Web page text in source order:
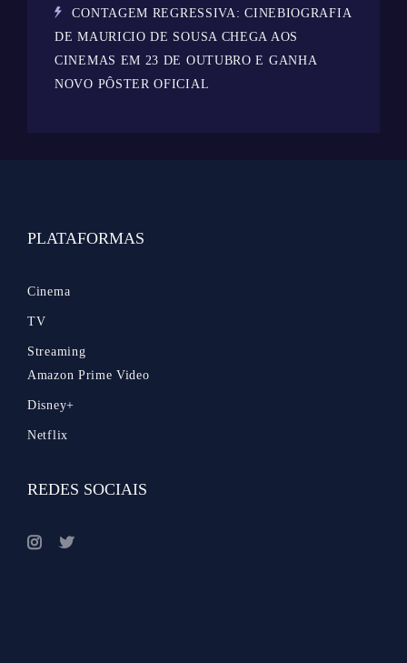
CONTAGEM REGRESSIVA: CINEBIOGRAFIA
DE MAURICIO DE SOUSA CHEGA AOS
CINEMAS EM 23 DE OUTUBRO E GANHA
NOVO PÔSTER OFICIAL
PLATAFORMAS
Cinema
TV
Streaming
Amazon Prime Video
Disney+
Netflix
REDES SOCIAIS